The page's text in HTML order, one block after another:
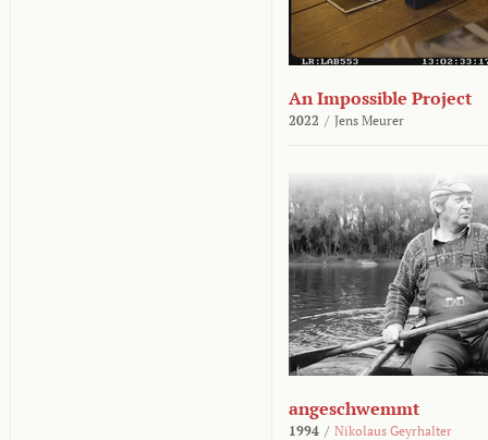
An Impossible Project
2022 / Jens Meurer
angeschwemmt
1994 / Nikolaus Geyrhalter